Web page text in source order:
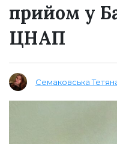
прийом у
ЦНАП
Семаковська